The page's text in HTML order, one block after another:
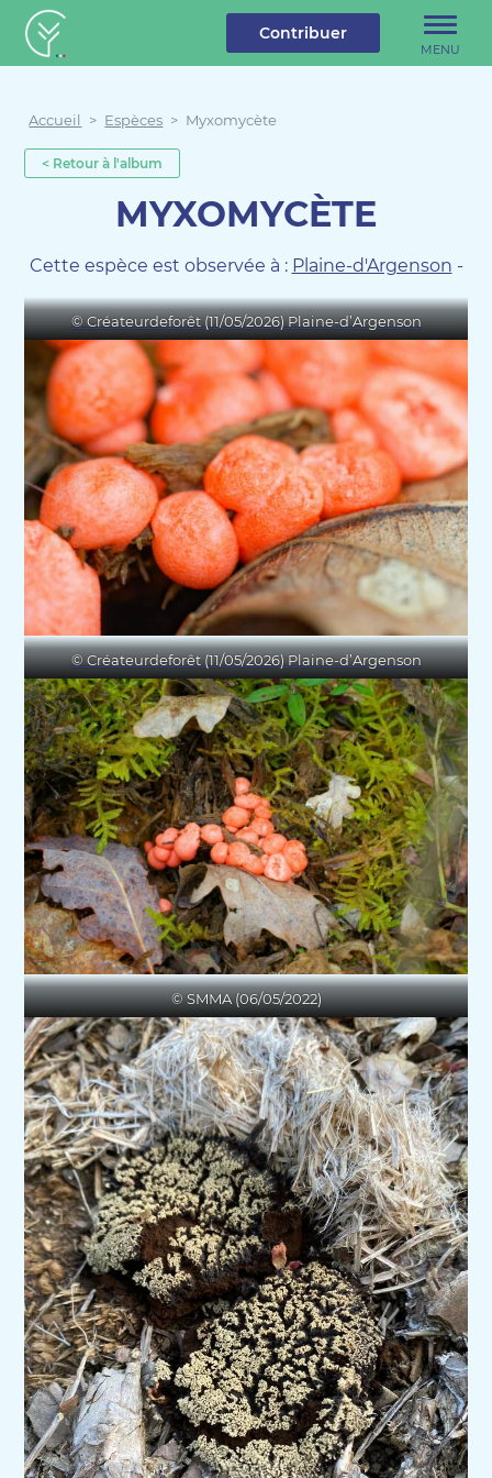
Créateur de forêt
MENU
Contribuer
Accueil > Espèces > Myxomycète
< Retour à l'album
MYXOMYCÈTE
Cette espèce est observée à : Plaine-d'Argenson -
© Créateurdeforêt (11/05/2026) Plaine-d’Argenson
© Créateurdeforêt (11/05/2026) Plaine-d’Argenson
© SMMA (06/05/2022)